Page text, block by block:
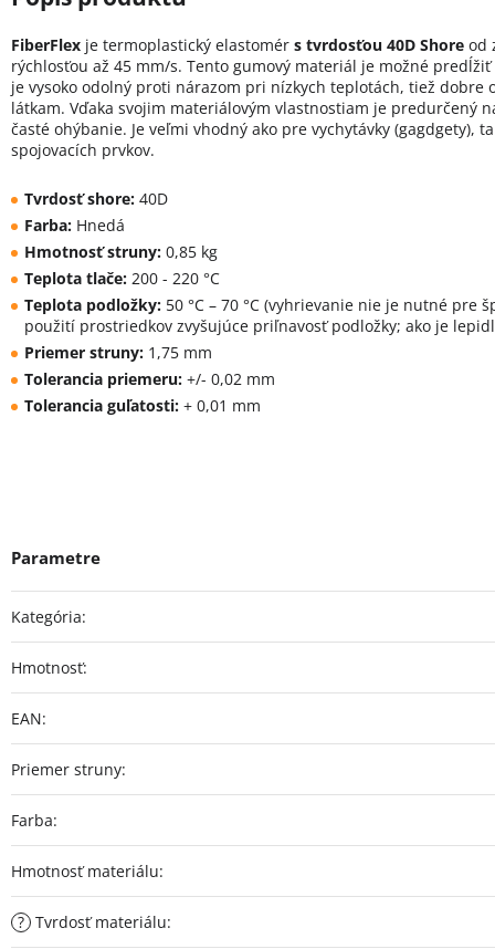
FiberFlex je termoplastický elastomér s tvrdosťou 40D Shore od
rýchlosťou až 45 mm/s. Tento gumový materiál je možné
je vysoko odolný proti nárazom pri nízkych teplotách, tiež dobre
látkam. Vďaka svojim materiálovým vlastnostiam je predurčený
časté ohýbanie. Je veľmi vhodný ako pre vychytávky (gagdgety),
spojovacích prvkov.
Tvrdosť shore: 40D
Farba: Hnedá
Hmotnosť struny: 0,85 kg
Teplota tlače: 200 - 220 °C
Teplota podložky: 50 °C – 70 °C (vyhrievanie nie je nutné pre
použití prostriedkov zvyšujúce priľnavosť podložky; ako je
Priemer struny: 1,75 mm
Tolerancia priemeru: +/- 0,02 mm
Tolerancia guľatosti: + 0,01 mm
Kategória:
Hmotnosť:
EAN:
Priemer struny:
Farba:
Hmotnosť materiálu:
? Tvrdosť materiálu: